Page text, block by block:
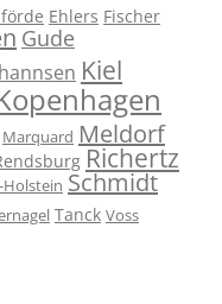
Ehlers Fischer
Gude
Kiel
Marquard Meldorf
Richertz
Holstein Schmidt
Tanck Voss